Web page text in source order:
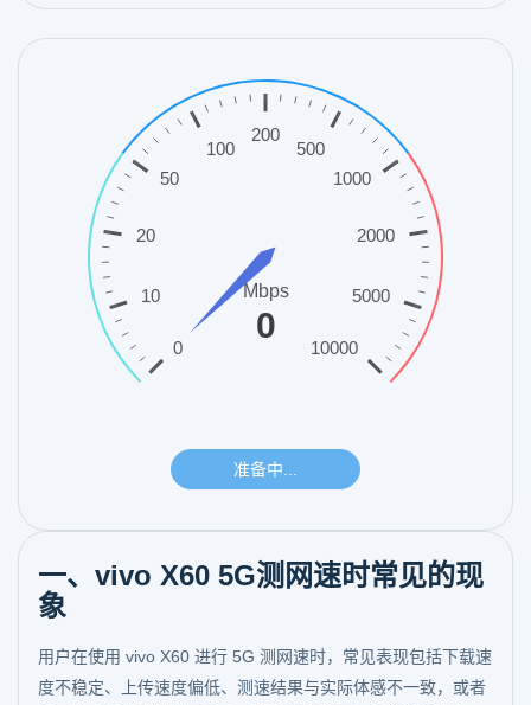
一、vivo X60 5G测网速时常见的现
象
用户在使用 vivo X60 进行 5G 测网速时，常见表现包括下载速
度不稳定、上传速度偏低、测速结果与实际体感不一致，或者